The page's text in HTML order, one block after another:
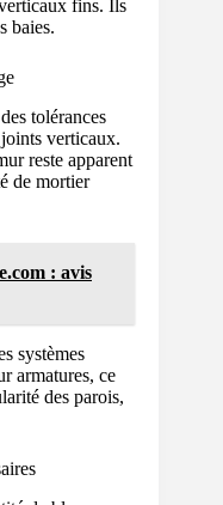
fins. Ils
baies.
tolérances
verticaux.
reste apparent
de mortier
: avis
systèmes
armatures, ce
des parois,